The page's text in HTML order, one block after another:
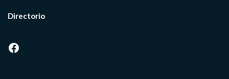
Directorio
Facebook